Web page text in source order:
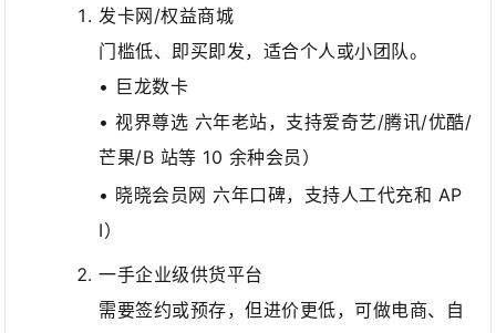
发卡网/权益商城
门槛低、即买即发，适合个人或小团队。
• 巨龙数卡
• 视界尊选 六年老站，支持爱奇艺/腾讯/优酷/
芒果/B 站等 10 余种会员）
• 晓晓会员网 六年口碑，支持人工代充和 AP
I）
一手企业级供货平台
需要签约或预存，但进价更低，可做电商、自